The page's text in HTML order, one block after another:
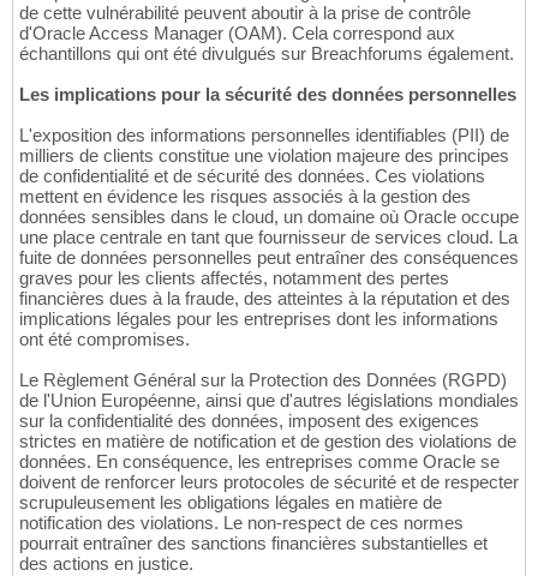
de cette vulnérabilité peuvent aboutir à la prise de contrôle
d'Oracle Access Manager (OAM). Cela correspond aux
échantillons qui ont été divulgués sur Breachforums également.
Les implications pour la sécurité des données personnelles
L'exposition des informations personnelles identifiables (PII) de
milliers de clients constitue une violation majeure des principes
de confidentialité et de sécurité des données. Ces violations
mettent en évidence les risques associés à la gestion des
données sensibles dans le cloud, un domaine où Oracle occupe
une place centrale en tant que fournisseur de services cloud. La
fuite de données personnelles peut entraîner des conséquences
graves pour les clients affectés, notamment des pertes
financières dues à la fraude, des atteintes à la réputation et des
implications légales pour les entreprises dont les informations
ont été compromises.
Le Règlement Général sur la Protection des Données (RGPD)
de l'Union Européenne, ainsi que d'autres législations mondiales
sur la confidentialité des données, imposent des exigences
strictes en matière de notification et de gestion des violations de
données. En conséquence, les entreprises comme Oracle se
doivent de renforcer leurs protocoles de sécurité et de respecter
scrupuleusement les obligations légales en matière de
notification des violations. Le non-respect de ces normes
pourrait entraîner des sanctions financières substantielles et
des actions en justice.